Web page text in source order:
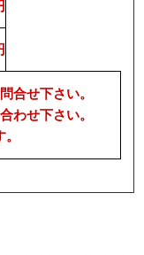
合せ下さい。
わせ下さい。